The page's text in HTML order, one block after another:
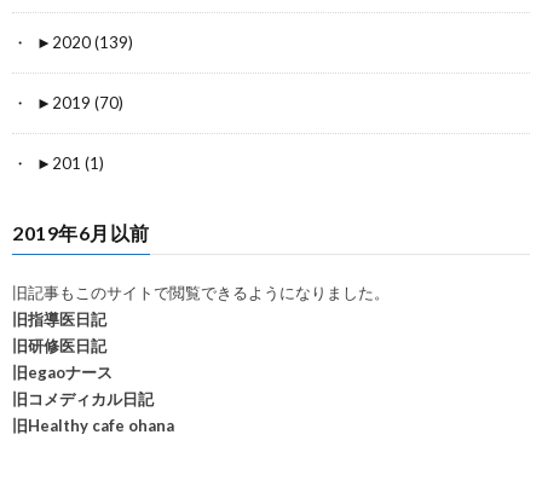
► 2020 (139)
► 2019 (70)
► 201 (1)
2019年6月以前
旧記事もこのサイトで閲覧できるようになりました。
旧指導医日記
旧研修医日記
旧egaoナース
旧コメディカル日記
旧Healthy cafe ohana